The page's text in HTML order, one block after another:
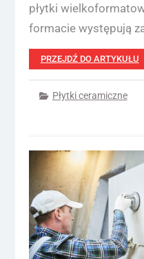
płytki
formacie występują
PRZEJDŹ DO ARTYKUŁU
Płytki ceramiczne